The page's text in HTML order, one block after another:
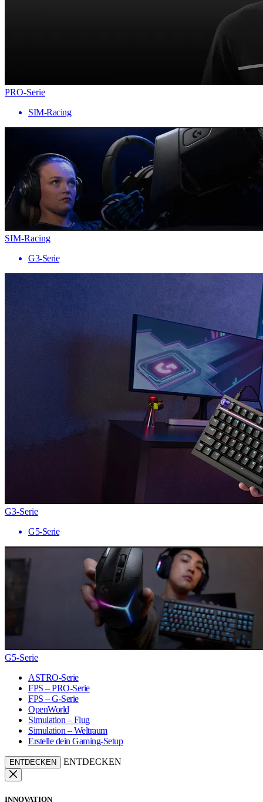
PRO-Serie
SIM-Racing
SIM-Racing
G3-Serie
G3-Serie
G5-Serie
G5-Serie
ASTRO-Serie
FPS – PRO-Serie
FPS – G-Serie
OpenWorld
Simulation – Flug
Simulation – Weltraum
Erstelle dein Gaming-Setup
ENTDECKEN ENTDECKEN
INNOVATION